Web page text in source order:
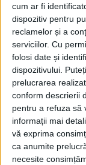
cum ar fi
dispozitiv pentru
reclamelor și a
serviciilor. Cu
folosi date și
dispozitivului.
prelucrarea
conform descrierii
pentru a refuza să
informații mai
vă exprima
ca anumite
necesite
ŞTIRILE
Pesediştii i-
13 DECEMBRIE
REŞIŢA – Chiar
social-
revine ciclic în